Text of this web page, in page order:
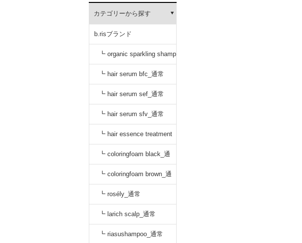
カテゴリーから探す
b.risブランド
┗ organic sparkling shamp
oo_通常
┗ hair serum bfc_通常
┗ hair serum sef_通常
┗ hair serum sfv_通常
┗ hair essence treatment
dr_通常
┗ coloringfoam black_通
常
┗ coloringfoam brown_通
常
┗ rosély_通常
┗ larich scalp_通常
┗ riasushampoo_通常